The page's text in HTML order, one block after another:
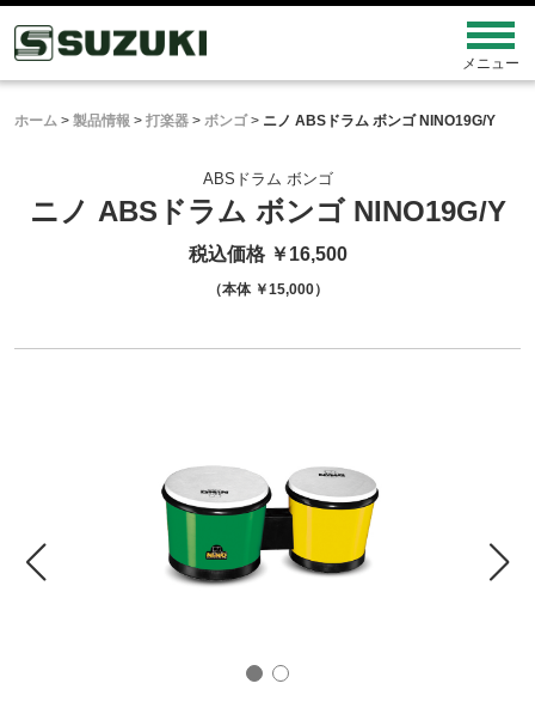
ホーム > 製品情報 > 打楽器 > ボンゴ> ニノ ABSドラム ボンゴ NINO19G/Y
ABSドラム ボンゴ
ニノ ABSドラム ボンゴ NINO19G/Y
税込価格 ￥16,500
（本体 ￥15,000）